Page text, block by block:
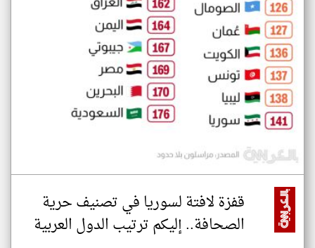
قفزة لافتة لسوريا في تصنيف حرية
الصحافة.. إليكم ترتيب الدول العربية